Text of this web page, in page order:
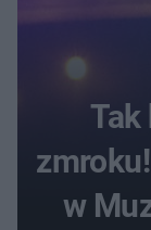
Tak
w